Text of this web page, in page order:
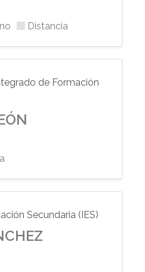
Distancia
de Formación
Secundaria (IES)